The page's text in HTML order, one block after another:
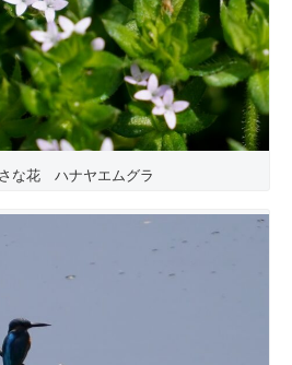
な花 ハナヤエムグラ